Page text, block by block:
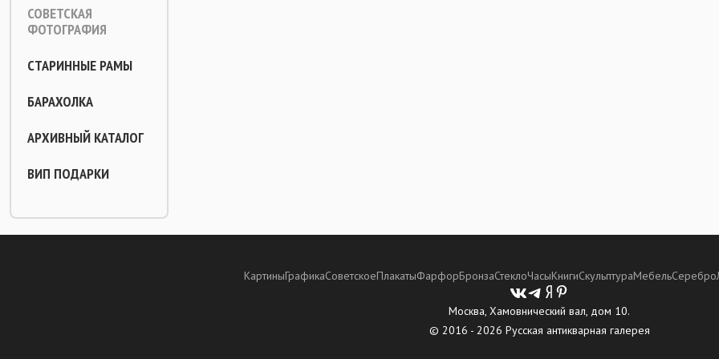
СОВЕТСКАЯ
ФОТОГРАФИЯ
СТАРИННЫЕ РАМЫ
БАРАХОЛКА
АРХИВНЫЙ КАТАЛОГ
ВИП ПОДАРКИ
КартиныГрафикаСоветскоеПлакатыФарфорБронзаСтеклоЧасыКнигиСкульптураМебельСеребро
Москва, Хамовнический вал, дом 10.
© 2016 - 2026 Русская антикварная галерея